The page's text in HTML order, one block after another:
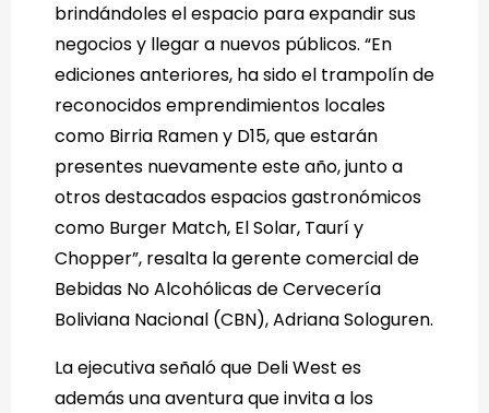
brindándoles el espacio para expandir sus
negocios y llegar a nuevos públicos. “En
ediciones anteriores, ha sido el trampolín de
reconocidos emprendimientos locales
como Birria Ramen y D15, que estarán
presentes nuevamente este año, junto a
otros destacados espacios gastronómicos
como Burger Match, El Solar, Taurí y
Chopper”, resalta la gerente comercial de
Bebidas No Alcohólicas de Cervecería
Boliviana Nacional (CBN), Adriana Sologuren.
La ejecutiva señaló que Deli West es
además una aventura que invita a los